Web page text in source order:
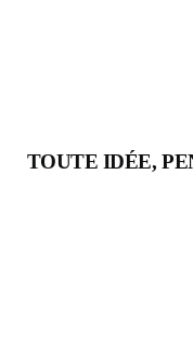
TOUTE IDÉE,